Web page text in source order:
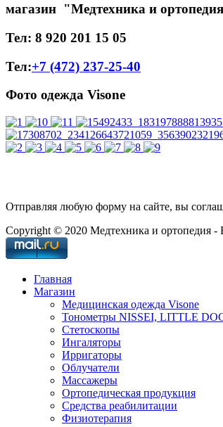
магазин "Медтехника и
Тел: 8 920 201 15 05
Тел:+7 (472) 237-25-40
Фото одежда Visone
Отправляя любую форму на сайте, вы
Copyright © 2020 Медтехника и ортопедия
Главная
Магазин
Медицинская одежда Visone
Тонометры NISSEI, LITTLE
Cтетоскопы
Ингаляторы
Ирригаторы
Облучатели
Массажеры
Ортопедическая продукция
Средства реабилитации
Физиотерапия